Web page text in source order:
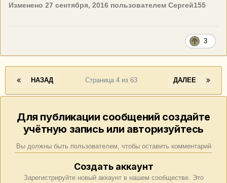
Изменено 27 сентября, 2016 пользователем Сергей155
3
НАЗАД ДАЛЕЕ
Страница 4 из 63
Для публикации сообщений создайте
учётную запись или авторизуйтесь
Вы должны быть пользователем, чтобы оставить комментарий
Создать аккаунт
Зарегистрируйте новый аккаунт в нашем сообществе. Это